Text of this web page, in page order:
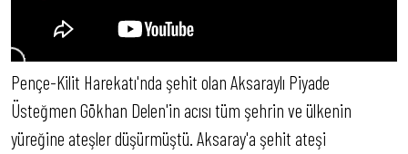
Pençe-Kilit Harekatı'nda şehit olan Aksaraylı Piyade
Üsteğmen Gökhan Delen'in acısı tüm şehrin ve ülkenin
yüreğine ateşler düşürmüştü. Aksaray'a şehit ateşi